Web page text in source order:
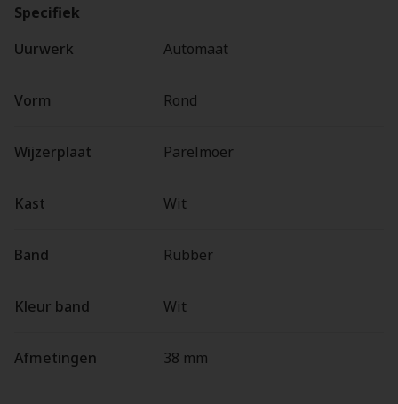
Specifiek
Uurwerk
Automaat
Vorm Rond
Wijzerplaat Parelmoer
Kast Wit
Band Rubber
Kleur band Wit
Afmetingen 38 mm